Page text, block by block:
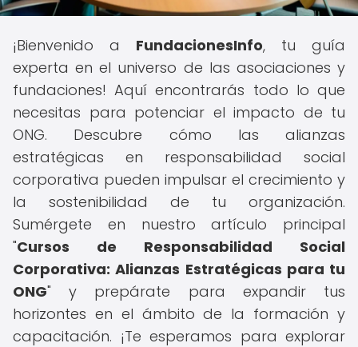
¡Bienvenido a FundacionesInfo, tu guía
experta en el universo de las asociaciones y
fundaciones! Aquí encontrarás todo lo que
necesitas para potenciar el impacto de tu
ONG. Descubre cómo las alianzas
estratégicas en responsabilidad social
corporativa pueden impulsar el crecimiento y
la sostenibilidad de tu organización.
Sumérgete en nuestro artículo principal
"Cursos de Responsabilidad Social
Corporativa: Alianzas Estratégicas para tu
ONG" y prepárate para expandir tus
horizontes en el ámbito de la formación y
capacitación. ¡Te esperamos para explorar